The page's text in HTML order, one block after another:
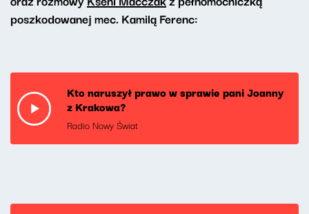
poszkodowanej mec. Kamilą Ferenc:
Kto naruszył prawo w sprawie pani Joanny
z Krakowa?
Radio Nowy Świat